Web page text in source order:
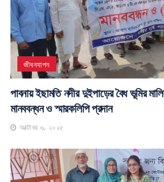
জীবনযাপন
পাবনায় ইছামতি নদীর দুইপাড়ের বৈধ ভূমির
মানববন্ধন ও স্মারকলিপি প্রদান
অক্টোবর ৬, ২০২৫